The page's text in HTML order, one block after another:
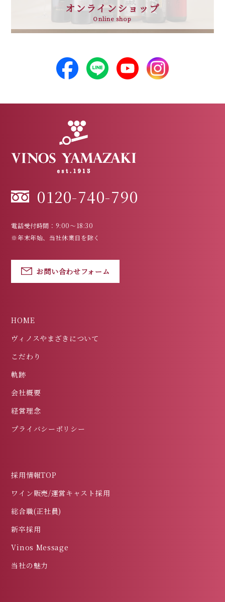
オンラインショップ
Online shop
0120-740-790
電話受付時間：9:00～18:30
※年末年始、当社休業日を除く
お問い合わせフォーム
HOME
ヴィノスやまざきについて
こだわり
軌跡
会社概要
経営理念
プライバシーポリシー
採用情報TOP
ワイン販売/運営キャスト採用
総合職(正社員)
新卒採用
Vinos Message
当社の魅力